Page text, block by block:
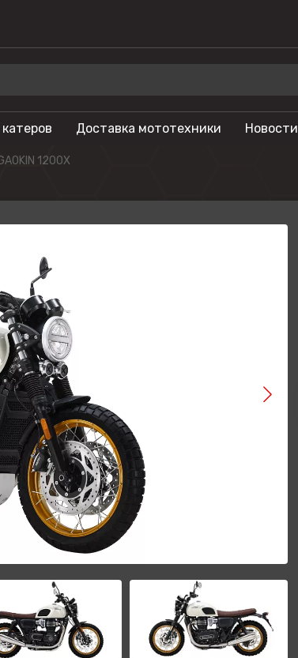
Гидроциклы
Моторные лодки
Туристические
мотоциклы
Phoenix
Gladiator
Доставка мототехники Новости
1200X